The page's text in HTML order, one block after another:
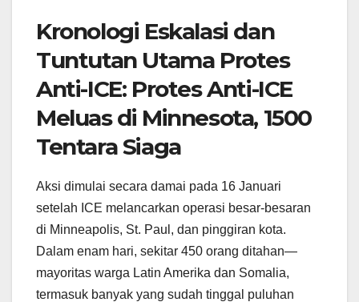
Kronologi Eskalasi dan
Tuntutan Utama Protes
Anti-ICE: Protes Anti-ICE
Meluas di Minnesota, 1500
Tentara Siaga
Aksi dimulai secara damai pada 16 Januari
setelah ICE melancarkan operasi besar-besaran
di Minneapolis, St. Paul, dan pinggiran kota.
Dalam enam hari, sekitar 450 orang ditahan—
mayoritas warga Latin Amerika dan Somalia,
termasuk banyak yang sudah tinggal puluhan